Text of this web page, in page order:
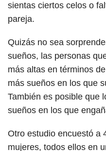
sientas ciertos celos o
pareja.
Quizás no sea
sueños, las personas
más altas en términos
más sueños en los que
También es posible que
sueños en los que
Otro estudio encuestó a
mujeres, todos ellos en